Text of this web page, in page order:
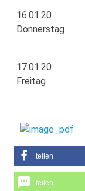
16.01.20
Donnerstag
17.01.20
Freitag
teilen
teilen